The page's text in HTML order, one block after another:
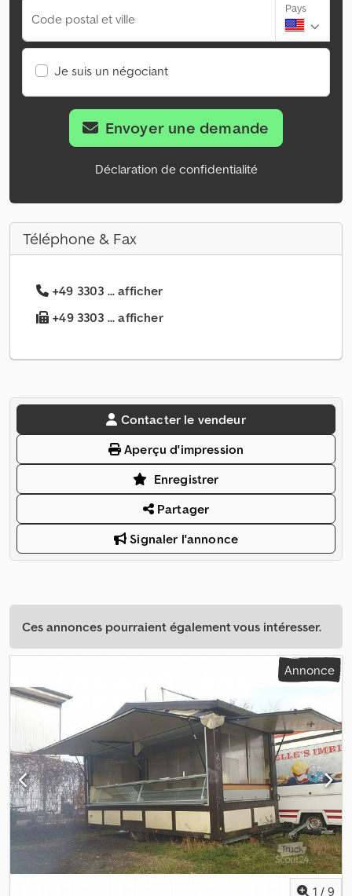
Code postal et ville
Pays
Je suis un négociant
Envoyer une demande
Déclaration de confidentialité
Téléphone & Fax
+49 3303 ... afficher
+49 3303 ... afficher
Contacter le vendeur
Aperçu d'impression
Enregistrer
Partager
Signaler l'annonce
Ces annonces pourraient également vous intéresser.
Annonce
1 / 9